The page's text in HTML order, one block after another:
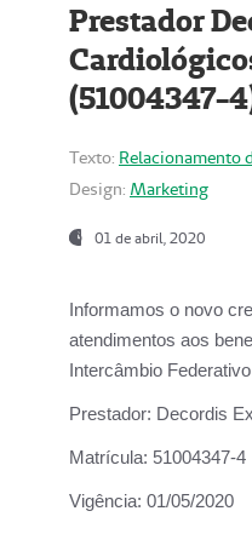
Prestador
(51004347-
Texto: Relacionamento
Design: Marketing
01 de abril, 2020
Informamos o novo
atendimentos aos
Intercâmbio
Prestador: Decordis
Matrícula: 51004347-4
Vigência: 01/05/2020